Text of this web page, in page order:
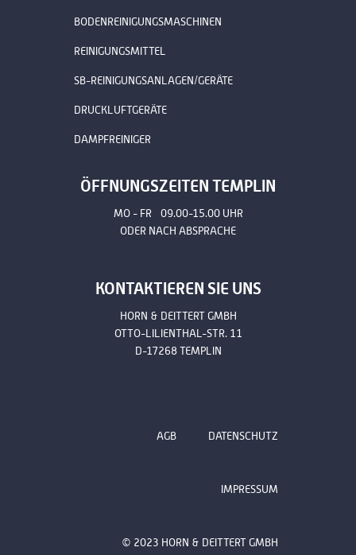
BODENREINIGUNGSMASCHINEN
REINIGUNGSMITTEL
SB-REINIGUNGSANLAGEN/GERÄTE
DRUCKLUFTGERÄTE
DAMPFREINIGER
ÖFFNUNGSZEITEN TEMPLIN
MO - FR 09.00-15.00 UHR
ODER NACH ABSPRACHE
KONTAKTIEREN SIE UNS
HORN & DEITTERT GMBH
OTTO-LILIENTHAL-STR. 11
D-17268 TEMPLIN
AGB DATENSCHUTZ
IMPRESSUM
© 2023 HORN & DEITTERT GMBH